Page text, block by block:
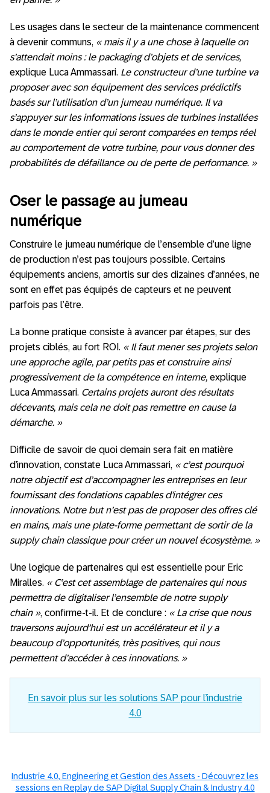
Les usages dans le secteur de la maintenance commencent
à devenir communs, « mais il y a une chose à laquelle on
s’attendait moins : le packaging d’objets et de services,
explique Luca Ammassari. Le constructeur d’une turbine va
proposer avec son équipement des services prédictifs
basés sur l’utilisation d’un jumeau numérique. Il va
s’appuyer sur les informations issues de turbines installées
dans le monde entier qui seront comparées en temps réel
au comportement de votre turbine, pour vous donner des
probabilités de défaillance ou de perte de performance. »
Oser le passage au jumeau
numérique
Construire le jumeau numérique de l’ensemble d’une ligne
de production n’est pas toujours possible. Certains
équipements anciens, amortis sur des dizaines d’années, ne
sont en effet pas équipés de capteurs et ne peuvent
parfois pas l’être.
La bonne pratique consiste à avancer par étapes, sur des
projets ciblés, au fort ROI. « Il faut mener ses projets selon
une approche agile, par petits pas et construire ainsi
progressivement de la compétence en interne, explique
Luca Ammassari. Certains projets auront des résultats
décevants, mais cela ne doit pas remettre en cause la
démarche. »
Difficile de savoir de quoi demain sera fait en matière
d’innovation, constate Luca Ammassari, « c’est pourquoi
notre objectif est d’accompagner les entreprises en leur
fournissant des fondations capables d’intégrer ces
innovations. Notre but n’est pas de proposer des offres clé
en mains, mais une plate-forme permettant de sortir de la
supply chain classique pour créer un nouvel écosystème. »
Une logique de partenaires qui est essentielle pour Eric
Miralles. « C’est cet assemblage de partenaires qui nous
permettra de digitaliser l’ensemble de notre supply
chain », confirme-t-il. Et de conclure : « La crise que nous
traversons aujourd’hui est un accélérateur et il y a
beaucoup d’opportunités, très positives, qui nous
permettent d’accéder à ces innovations. »
En savoir plus sur les solutions SAP pour l’industrie
4.0
Industrie 4.0, Engineering et Gestion des Assets - Découvrez les
sessions en Replay de SAP Digital Supply Chain & Industry 4.0